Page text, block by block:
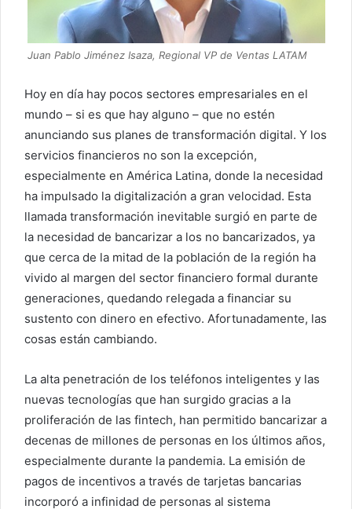
Juan Pablo Jiménez Isaza, Regional VP de Ventas LATAM
Hoy en día hay pocos sectores empresariales en el
mundo – si es que hay alguno – que no estén
anunciando sus planes de transformación digital. Y los
servicios financieros no son la excepción,
especialmente en América Latina, donde la necesidad
ha impulsado la digitalización a gran velocidad. Esta
llamada transformación inevitable surgió en parte de
la necesidad de bancarizar a los no bancarizados, ya
que cerca de la mitad de la población de la región ha
vivido al margen del sector financiero formal durante
generaciones, quedando relegada a financiar su
sustento con dinero en efectivo. Afortunadamente, las
cosas están cambiando.
La alta penetración de los teléfonos inteligentes y las
nuevas tecnologías que han surgido gracias a la
proliferación de las fintech, han permitido bancarizar a
decenas de millones de personas en los últimos años,
especialmente durante la pandemia. La emisión de
pagos de incentivos a través de tarjetas bancarias
incorporó a infinidad de personas al sistema